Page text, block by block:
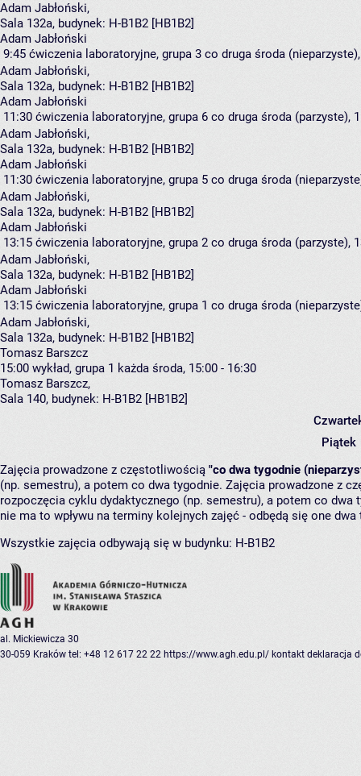
Adam Jabłoński,
Sala 132a, budynek: H-B1B2 [HB1B2]
Adam Jabłoński
9:45 ćwiczenia laboratoryjne, grupa 3 co druga środa
Adam Jabłoński,
Sala 132a, budynek: H-B1B2 [HB1B2]
Adam Jabłoński
11:30 ćwiczenia laboratoryjne, grupa 6 co druga środa (parzyste),
Adam Jabłoński,
Sala 132a, budynek: H-B1B2 [HB1B2]
Adam Jabłoński
11:30 ćwiczenia laboratoryjne, grupa 5 co druga środa
Adam Jabłoński,
Sala 132a, budynek: H-B1B2 [HB1B2]
Adam Jabłoński
13:15 ćwiczenia laboratoryjne, grupa 2 co druga środa (parzyste),
Adam Jabłoński,
Sala 132a, budynek: H-B1B2 [HB1B2]
Adam Jabłoński
13:15 ćwiczenia laboratoryjne, grupa 1 co druga środa
Adam Jabłoński,
Sala 132a, budynek: H-B1B2 [HB1B2]
Tomasz Barszcz
15:00 wykład, grupa 1 każda środa, 15:00 - 16:30
Tomasz Barszcz,
Sala 140, budynek: H-B1B2 [HB1B2]
Piątek
Zajęcia prowadzone z częstotliwością "co dwa tygodnie
(np. semestru), a potem co dwa tygodnie. Zajęcia prowadzone z
rozpoczęcia cyklu dydaktycznego (np. semestru), a potem co
nie ma to wpływu na terminy kolejnych zajęć - odbędą się one
Wszystkie zajęcia odbywają się w budynku: H-B1B2
al. Mickiewicza 30
30-059 Kraków tel: +48 12 617 22 22 https://www.agh.edu.pl/ kontakt deklaracja